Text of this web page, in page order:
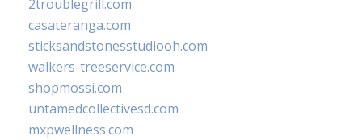
2troublegrill.com
casateranga.com
sticksandstonesstudiooh.com
walkers-treeservice.com
shopmossi.com
untamedcollectivesd.com
mxpwellness.com